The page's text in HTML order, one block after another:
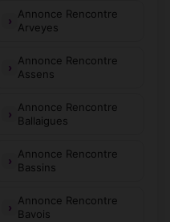
Annonce Rencontre
Arveyes
Annonce Rencontre
Assens
Annonce Rencontre
Ballaigues
Annonce Rencontre
Bassins
Annonce Rencontre
Bavois